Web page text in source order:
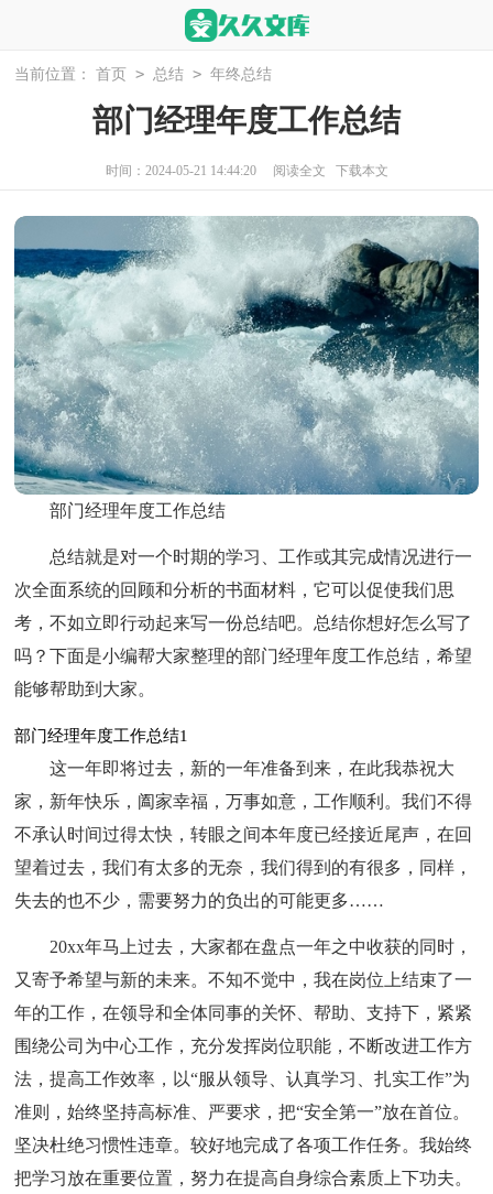
当前位置： 首页 > 总结 > 年终总结
部门经理年度工作总结
时间：2024-05-21 14:44:20 阅读全文 下载本文
部门经理年度工作总结
总结就是对一个时期的学习、工作或其完成情况进行一
次全面系统的回顾和分析的书面材料，它可以促使我们思
考，不如立即行动起来写一份总结吧。总结你想好怎么写了
吗？下面是小编帮大家整理的部门经理年度工作总结，希望
能够帮助到大家。
部门经理年度工作总结1
这一年即将过去，新的一年准备到来，在此我恭祝大
家，新年快乐，阖家幸福，万事如意，工作顺利。我们不得
不承认时间过得太快，转眼之间本年度已经接近尾声，在回
望着过去，我们有太多的无奈，我们得到的有很多，同样，
失去的也不少，需要努力的负出的可能更多……
20xx年马上过去，大家都在盘点一年之中收获的同时，
又寄予希望与新的未来。不知不觉中，我在岗位上结束了一
年的工作，在领导和全体同事的关怀、帮助、支持下，紧紧
围绕公司为中心工作，充分发挥岗位职能，不断改进工作方
法，提高工作效率，以“服从领导、认真学习、扎实工作”为
准则，始终坚持高标准、严要求，把“安全第一”放在首位。
坚决杜绝习惯性违章。较好地完成了各项工作任务。我始终
把学习放在重要位置，努力在提高自身综合素质上下功夫。